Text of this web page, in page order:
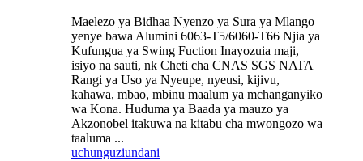
Maelezo ya Bidhaa Nyenzo ya Sura ya Mlango
yenye bawa Alumini 6063-T5/6060-T66 Njia ya
Kufungua ya Swing Fuction Inayozuia maji,
isiyo na sauti, nk Cheti cha CNAS SGS NATA
Rangi ya Uso ya Nyeupe, nyeusi, kijivu,
kahawa, mbao, mbinu maalum ya mchanganyiko
wa Kona. Huduma ya Baada ya mauzo ya
Akzonobel itakuwa na kitabu cha mwongozo wa
taaluma ...
uchunguziundani